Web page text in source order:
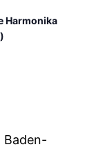
Harmonika